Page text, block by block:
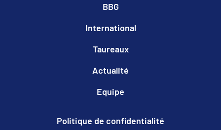
BBG
International
Taureaux
Actualité
Equipe
Politique de confidentialité